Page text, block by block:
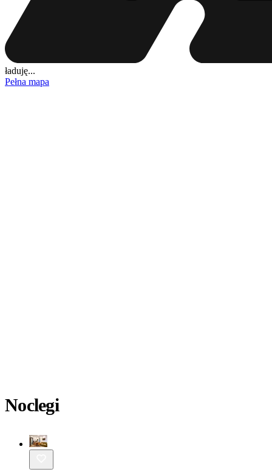
ładuję...
Pełna mapa
Noclegi